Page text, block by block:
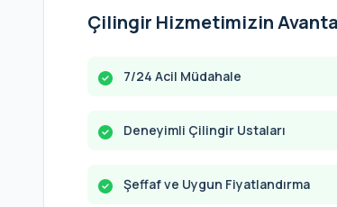
Çilingir Hizmetimizin
7/24 Acil Müdahale
Deneyimli Çilingir Ustaları
Şeffaf ve Uygun Fiyatlandırma